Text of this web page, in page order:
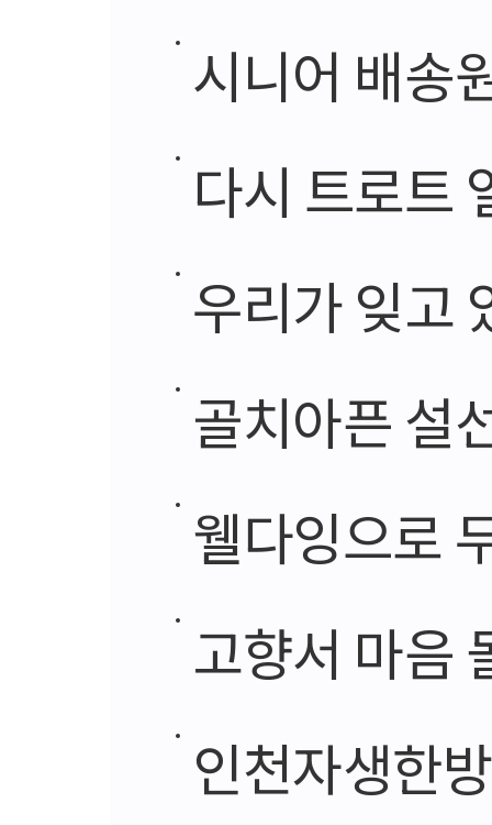
시니어 배송
다시 트로트
우리가 잊고
골치아픈 설
웰다잉으로
고향서 마음
인천자생한방